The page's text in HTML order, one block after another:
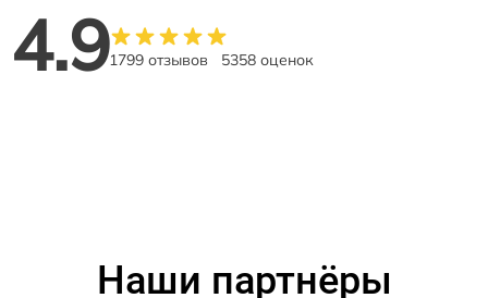
4.91799 отзывов 5358 оценок
Наши партнёры